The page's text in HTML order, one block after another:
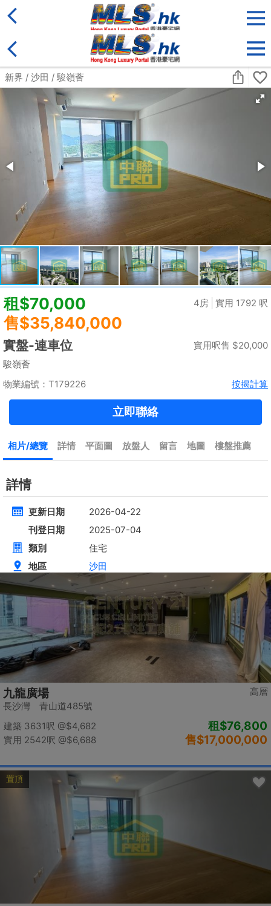
售盤 類別
收藏
搜尋條件: 售盤
黃金置頂
標準2100呎村屋
元朗 標準2100呎村屋 4房4套
建築 2100呎@$17
實用 --
租$35,000
置頂
元朗 錦上路
建築 1400呎 @$7,500
實用 1400呎@$7,500
高層
九龍廣場
長沙灣 青山道485號
建築 3631呎 @$4,682
實用 2542呎 @$6,688
租$76,800
售$17,000,000
置頂